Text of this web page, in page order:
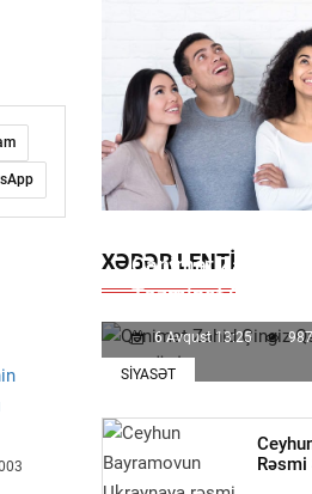
XƏBƏR LENTI
SIYASƏT
Qənimət Zahid
Təzminat Ödədi —
6 Avqust 13:25 987
Rəsmi